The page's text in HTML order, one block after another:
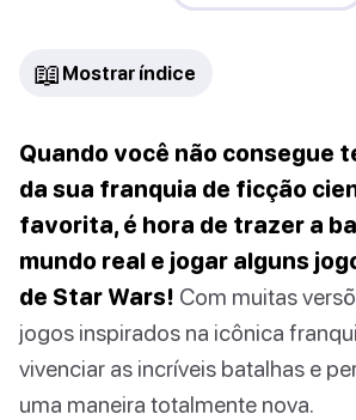
📖 Mostrar índice
Quando você não consegue
da sua franquia de ficção
favorita, é hora de trazer a
mundo real e jogar alguns
de Star Wars! Com muitas
jogos inspirados na icônica
vivenciar as incríveis batalhas e
uma maneira totalmente nova.